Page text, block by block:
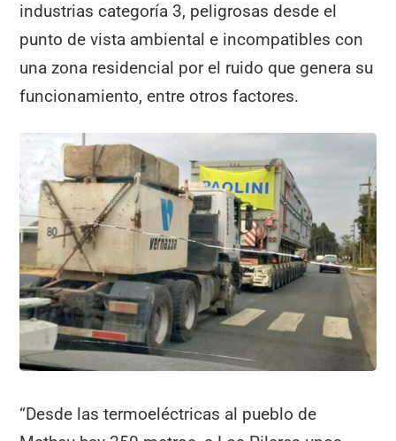
industrias categoría 3, peligrosas desde el
punto de vista ambiental e incompatibles con
una zona residencial por el ruido que genera su
funcionamiento, entre otros factores.
“Desde las termoeléctricas al pueblo de